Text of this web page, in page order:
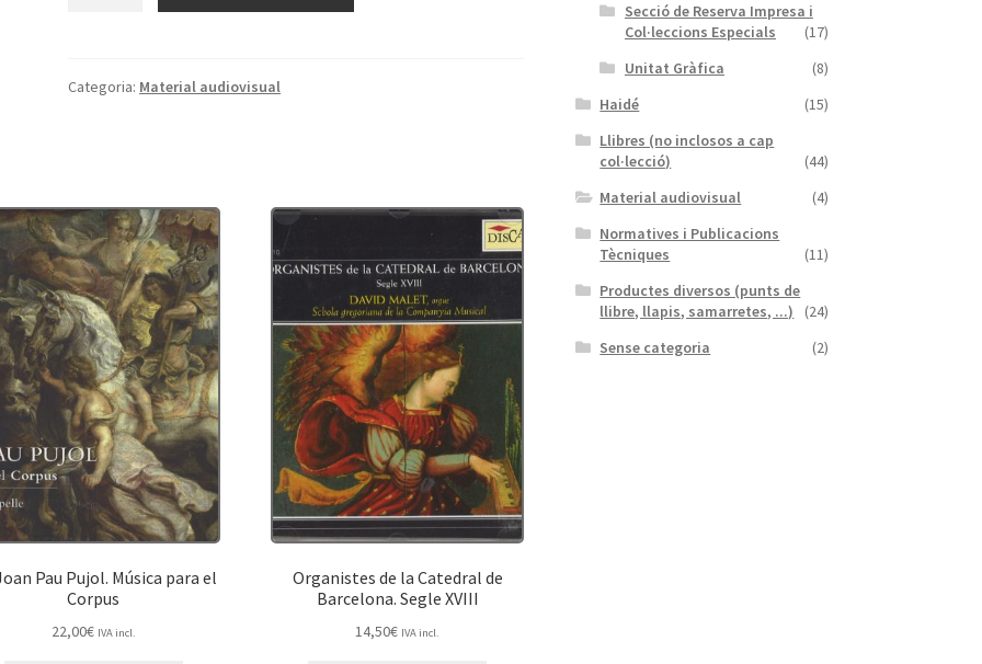
Paraules
Categoria: Material audiovisual
Pau Pujol. Música para el
Corpus
22,00€ IVA incl.
Organistes de la Catedral de
Barcelona. Segle XVIII
14,50€ IVA incl.
Secció de Reserva Impresa i
Col·leccions Especials
(17)
Unitat Gràfica
(8)
Haidé
(15)
Llibres (no inclosos a cap
col·lecció)
(44)
Material audiovisual
(4)
Normatives i Publicacions
Tècniques
(11)
Productes diversos (punts de
llibre, llapis, samarretes, ...)
(24)
Sense categoria
(2)